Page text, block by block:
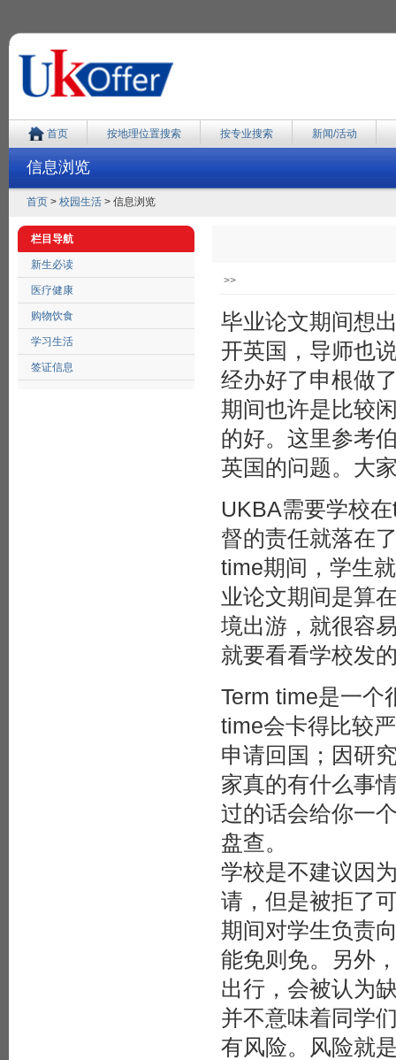
首页 按地理位置搜索 按专业搜索 新闻/活动
信息浏览
首页 > 校园生活 > 信息浏览
栏目导航
新生必读
医疗健康
购物饮食
学习生活
签证信息
>>
毕业论文期间想
开英国，导师也
经办好了申根做
期间也许是比较
的好。这里参考
英国的问题。大
UKBA需要学校
督的责任就落在
time期间，学生
业论文期间是算
境出游，就很容
就要看看学校发
Term time是一个
time会卡得比较
申请回国；因研
家真的有什么事
过的话会给你一
盘查。
学校是不建议因
请，但是被拒了
期间对学生负责
能免则免。另外
出行，会被认为
并不意味着同学
有风险。风险就